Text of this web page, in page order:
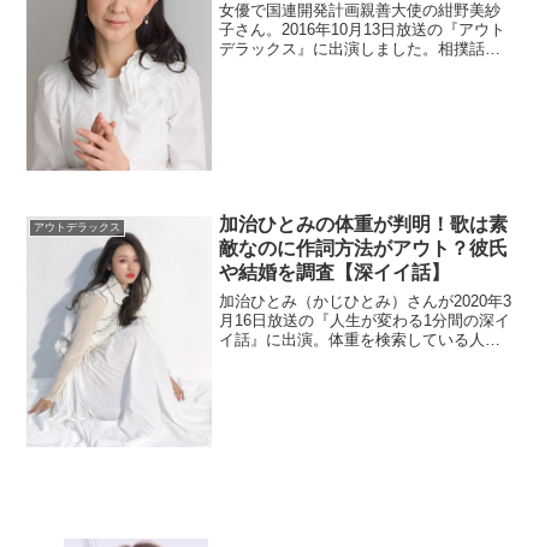
女優で国連開発計画親善大使の紺野美紗
子さん。2016年10月13日放送の『アウト
デラックス』に出演しました。相撲話を
アウトデラックス
加治ひとみの体重が判明！歌は素
敵なのに作詞方法がアウト？彼氏
や結婚を調査【深イイ話】
加治ひとみ（かじひとみ）さんが2020年3
月16日放送の『人生が変わる1分間の深イ
イ話』に出演。体重を検索している人が